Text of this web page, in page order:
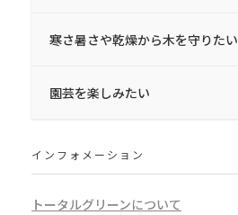
寒さ暑さや乾燥から木を守りたい
園芸を楽しみたい
インフォメーション
トータルグリーンについて